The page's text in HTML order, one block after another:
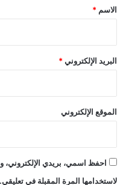
*
الاسم *
البريد الإلكتروني *
الموقع الإلكتروني
احفظ اسمي، بريدي الإلكتروني،
لاستخدامها المرة المقبلة في تعليقي.